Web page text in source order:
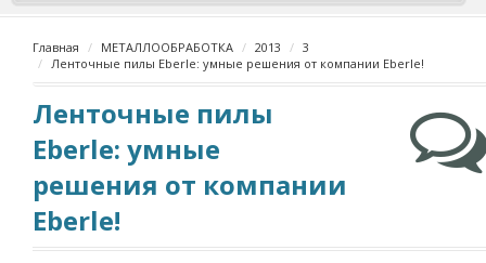
Главная МЕТАЛЛООБРАБОТКА 2013
3
Ленточные пилы Eberle: умные решения от компании Eberle!
Ленточные пилы
Eberle: умные
решения от компании
Eberle!